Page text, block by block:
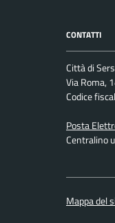
CONTATTI
Città di
Via Roma,
Codice
Posta
Centralino
Mappa del